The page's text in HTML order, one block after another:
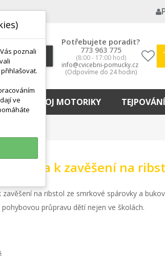
Potřebujete poradit?
773 963 775
(8:00 - 17:00 hod)
info@cvicebni-pomucky.cz
(Odpovíme do 24 hodin)
My
ROZVOJ MOTORIKY TEJPOVÁNÍ
k zavěšení na
zavěšení na ribstol ze smrkové spárovky a
průpravu dětí nejen ve školách.
poznali
ve